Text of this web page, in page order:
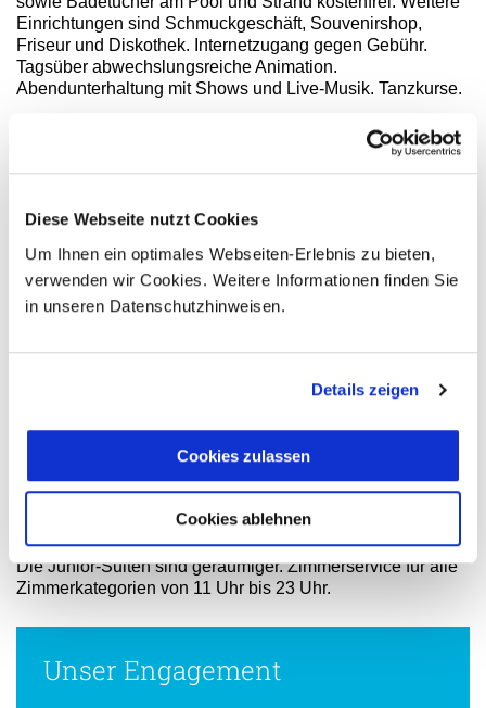
Diese Webseite nutzt Cookies
Um Ihnen ein optimales Webseiten-Erlebnis zu bieten,
verwenden wir Cookies. Weitere Informationen finden Sie
in unseren Datenschutzhinweisen.
Details zeigen
Cookies zulassen
Cookies ablehnen
Einrichtungen sind Schmuckgeschäft, Souvenirshop,
Friseur und Diskothek. Internetzugang gegen Gebühr.
Tagsüber abwechslungsreiche Animation.
Abendunterhaltung mit Shows und Live-Musik. Tanzkurse.
Sport / Aktivitäten: Aerobic, Billard, Tischtennis, Tennis,
Volleyball, Bogenschießen, Windsurfen und Kajaks ohne
Gebühr. In der Nähe Wasserski, Reiten, Bowling und 18-
abwechslungsreiche Buffets im Hauptrestaurant, mittags
und abends auch i -la-minute-Gerichte, mittags Snacks im
Grillrestaurant. Abendessen i la carte nach vorheriger
Auswahl an internationalen Getränken rund um die Uhr.
Kinder: Miniclub (4-12 Jahre). Babysitter-Service gegen
Geschmackvolle Standard-Zimmer oder Junior-Suiten. Alle
verfügen über Bad, Dusche, WC, Klimaanlage, Föhn,
Telefon, Satelliten-TV, Safe, Minibar, Bügeleisen und
Bügelbrett, Kaffeemaschine sowie Balkon oder Terrasse.
Die Junior-Suiten sind geräumiger. Zimmerservice für alle
Zimmerkategorien von 11 Uhr bis 23 Uhr.
Unser Engagement